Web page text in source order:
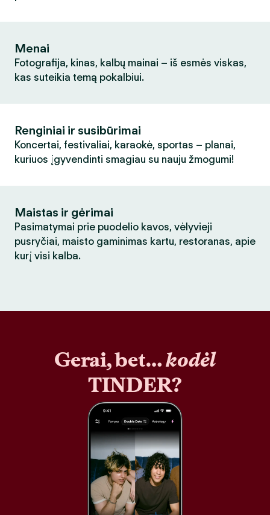
Menai
Fotografija, kinas, kalbų mainai – iš esmės viskas,
kas suteikia temą pokalbiui.
Renginiai ir susibūrimai
Koncertai, festivaliai, karaokė, sportas – planai,
kuriuos įgyvendinti smagiau su nauju žmogumi!
Maistas ir gėrimai
Pasimatymai prie puodelio kavos, vėlyvieji
pusryčiai, maisto gaminimas kartu, restoranas, apie
kurį visi kalba.
Gerai, bet…kodėl
TINDER?